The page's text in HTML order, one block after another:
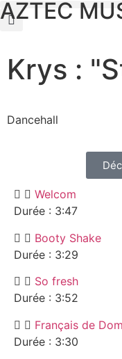
AZTEC
Krys :
Dancehall
Welcom
Durée : 3:47
Booty Shake
Durée : 3:29
So fresh
Durée : 3:52
Français de
Durée : 3:30